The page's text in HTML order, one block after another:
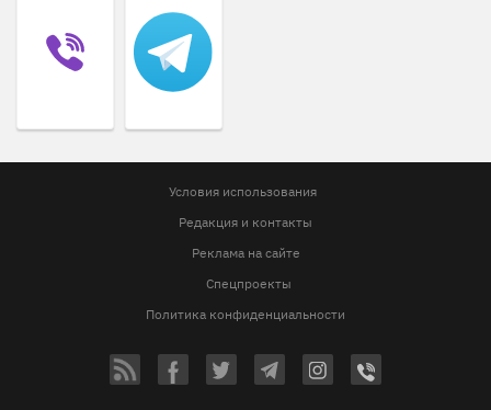
Условия использования
Редакция и контакты
Реклама на сайте
Спецпроекты
Политика конфиденциальности